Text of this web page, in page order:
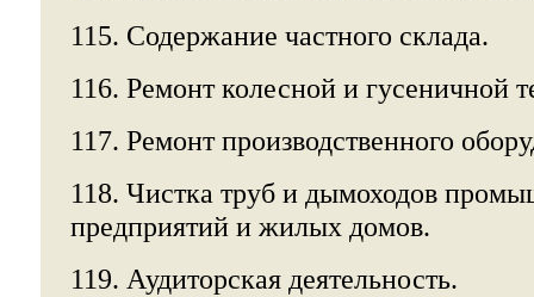
115. Содержание частного склада.
116. Ремонт колесной и гусеничной
117. Ремонт производственного
118. Чистка труб и дымоходов
предприятий и жилых домов.
119. Аудиторская деятельность.